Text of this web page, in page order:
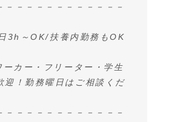
－－－－－－－－－－－－
3h～OK/扶養内勤務もOK
カー・フリーター・学生
迎！勤務曜日はご相談くだ
－－－－－－－－－－－－